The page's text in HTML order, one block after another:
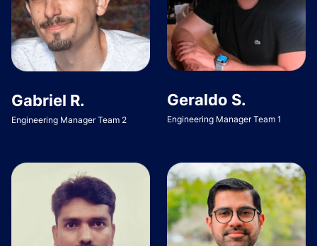
Gabriel R.
Engineering Manager Team 2
Geraldo S.
Engineering Manager Team 1